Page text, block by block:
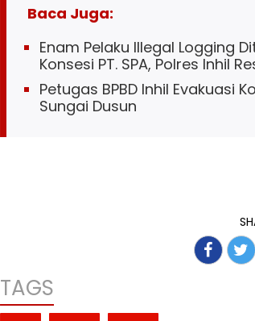
Baca Juga:
Enam Pelaku Illegal Logging
Konsesi PT. SPA, Polres Inhil
Petugas BPBD Inhil Evakuasi
Sungai Dusun
TAGS